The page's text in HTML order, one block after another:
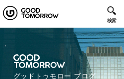
検索
グッドトゥモロー ブログ